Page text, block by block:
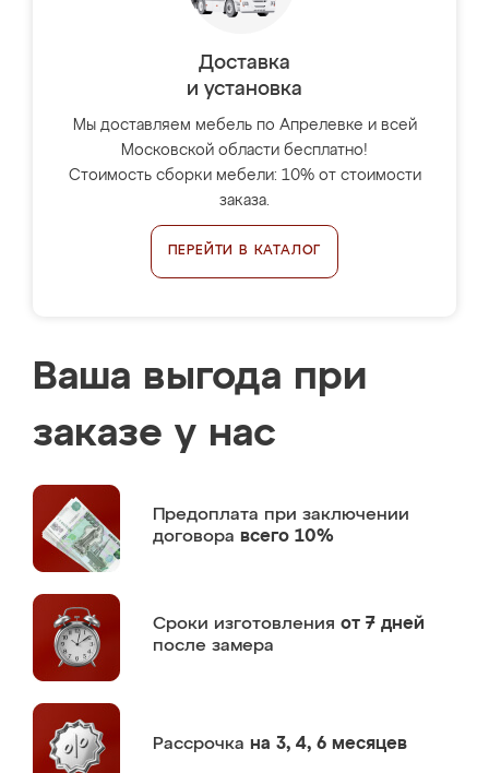
Доставка
и установка
Мы доставляем мебель по Апрелевке и всей
Московской области бесплатно!
Стоимость сборки мебели: 10% от стоимости
заказа.
ПЕРЕЙТИ В КАТАЛОГ
Ваша выгода при
заказе у нас
Предоплата при заключении
договора всего 10%
Сроки изготовления от 7 дней
после замера
Рассрочка на 3, 4, 6 месяцев